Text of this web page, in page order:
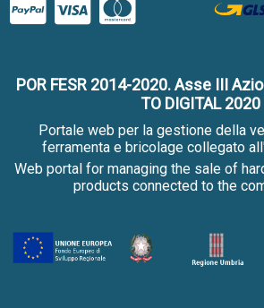
POR FESR 2014-2020. Asse III
TO DIGITAL 2020
Portale web per la gestione della
ferramenta e bricolage collegato
Web portal for managing the sale of
products connected to the